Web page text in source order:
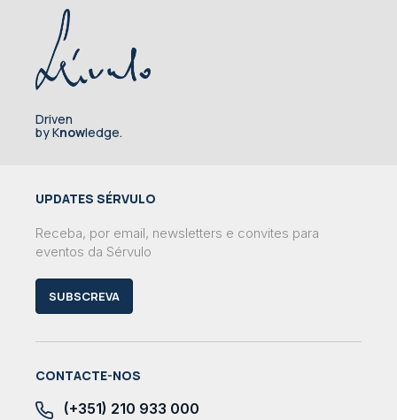
Driven
by Knowledge.
UPDATES SÉRVULO
Receba, por email, newsletters e convites para
eventos da Sérvulo
SUBSCREVA
CONTACTE-NOS
(+351) 210 933 000